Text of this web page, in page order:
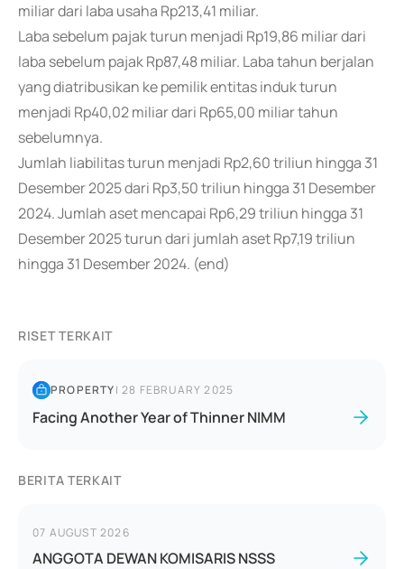
miliar dari laba usaha Rp213,41 miliar.
Laba sebelum pajak turun menjadi Rp19,86 miliar dari
laba sebelum pajak Rp87,48 miliar. Laba tahun berjalan
yang diatribusikan ke pemilik entitas induk turun
menjadi Rp40,02 miliar dari Rp65,00 miliar tahun
sebelumnya.
Jumlah liabilitas turun menjadi Rp2,60 triliun hingga 31
Desember 2025 dari Rp3,50 triliun hingga 31 Desember
2024. Jumlah aset mencapai Rp6,29 triliun hingga 31
Desember 2025 turun dari jumlah aset Rp7,19 triliun
hingga 31 Desember 2024. (end)
RISET TERKAIT
PROPERTY|28 FEBRUARY 2025
Facing Another Year of Thinner NIMM
BERITA TERKAIT
07 AUGUST 2026
ANGGOTA DEWAN KOMISARIS NSSS